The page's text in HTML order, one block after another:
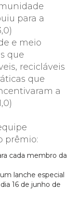
para a
e meio
que
recicláveis
que
a
prêmio:
cada membro da
lanche especial
16 de junho de